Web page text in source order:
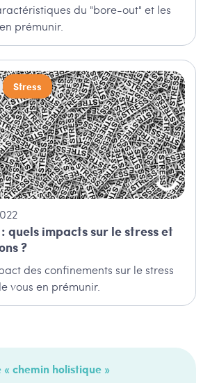
du "bore-out" et les
prémunir.
quels impacts sur le stress et
?
des confinements sur le stress
vous en prémunir.
Stress
chemin holistique »